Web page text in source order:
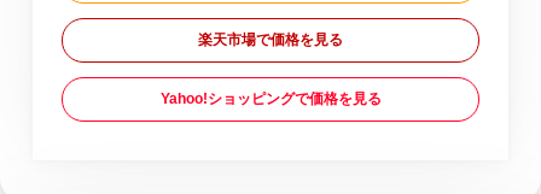
楽天市場で価格を見る
Yahoo!ショッピングで価格を見る